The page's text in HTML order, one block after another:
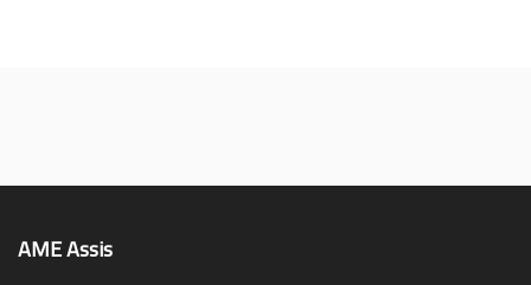
AME Assis